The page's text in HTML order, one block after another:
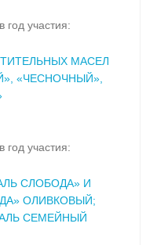
год участия:
МАСЕЛ
«ЧЕСНОЧНЫЙ»,
год участия:
СЛОБОДА» И
ОЛИВКОВЫЙ;
СЕМЕЙНЫЙ